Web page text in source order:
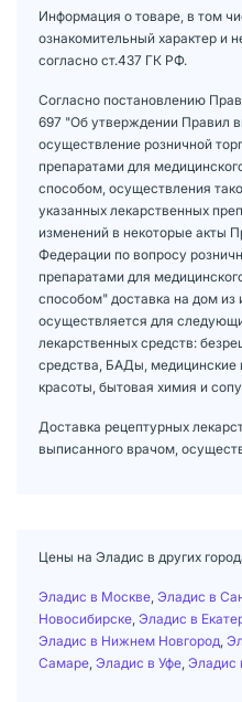
Информация о товаре, в том
ознакомительный характер и
согласно ст.437 ГК РФ.
Согласно постановлению
697 "Об утверждении Правил
осуществление розничной
препаратами для
способом, осуществления
указанных лекарственных
изменений в некоторые акты
Федерации по вопросу
препаратами для
способом" доставка на дом из
осуществляется для
лекарственных средств:
средства, БАДы, медицинские
красоты, бытовая химия и
Доставка рецептурных
выписанного врачом,
Цены на Эладис в других
Эладис в Москве Эладис в
Новосибирске Эладис в
Эладис в Нижнем Новгород
Самаре Эладис в Уфе Эладис